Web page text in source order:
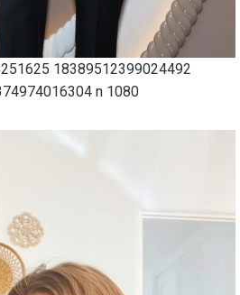
18389512399024492
n 1080